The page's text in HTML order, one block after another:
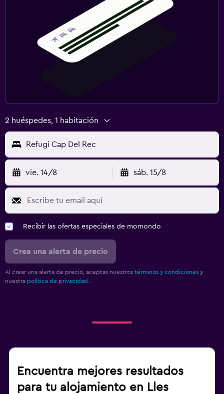
2 huéspedes, 1 habitación
Refugi Cap Del Rec
vie. 14/8 sáb. 15/8
Recibir las ofertas especiales de momondo
Crea una alerta de precio
Al crear una alerta de precio, aceptas nuestros términos y condiciones y
nuestra política de privacidad.
Encuentra mejores resultados
para tu alojamiento en Lles